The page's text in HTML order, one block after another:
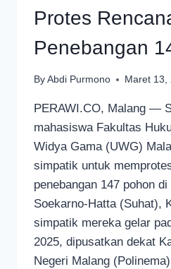
Protes
Penebangan
By Abdi Purmono Maret 13,
PERAWI.CO, Malang —
mahasiswa Fakultas
Widya Gama (UWG)
simpatik untuk
penebangan 147 pohon
Soekarno-Hatta (Suhat),
simpatik mereka gelar
2025, dipusatkan dekat
Negeri Malang